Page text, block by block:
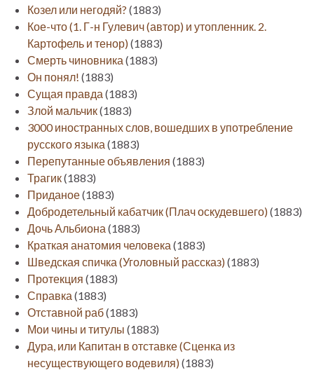
Козел или негодяй? (1883)
Кое-что (1. Г-н Гулевич (автор) и утопленник. 2.
Картофель и тенор)(1883)
Смерть чиновника (1883)
Он понял! (1883)
Сущая правда (1883)
Злой мальчик(1883)
3000 иностранных слов, вошедших в употребление
русского языка (1883)
Перепутанные объявления (1883)
Трагик(1883)
Приданое(1883)
Добродетельный кабатчик (Плач оскудевшего)(1883)
Дочь Альбиона (1883)
Краткая анатомия человека (1883)
Шведская спичка (Уголовный рассказ)(1883)
Протекция (1883)
Справка (1883)
Отставной раб(1883)
Мои чины и титулы (1883)
Дура, или Капитан в отставке (Сценка из
несуществующего водевиля)(1883)